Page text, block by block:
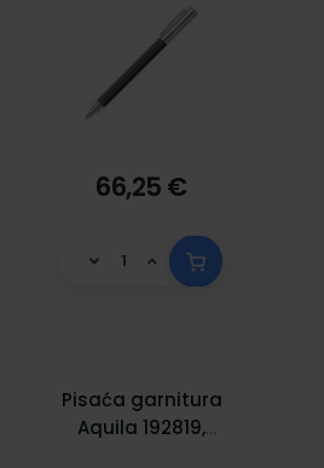
66,25 €
Pisaća garnitura
Aquila 192819,